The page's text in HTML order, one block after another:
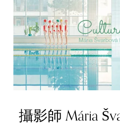
攝影師 Mária